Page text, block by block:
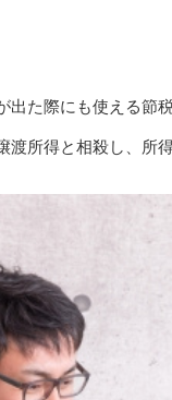
た際にも使える節
所得と相殺し、所